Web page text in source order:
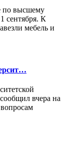
по высшему
сентября. К
мебель и
вчера на